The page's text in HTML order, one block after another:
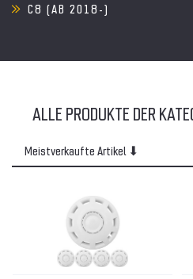
C8 (AB 2018-)
ALLE PRODUKTE DER